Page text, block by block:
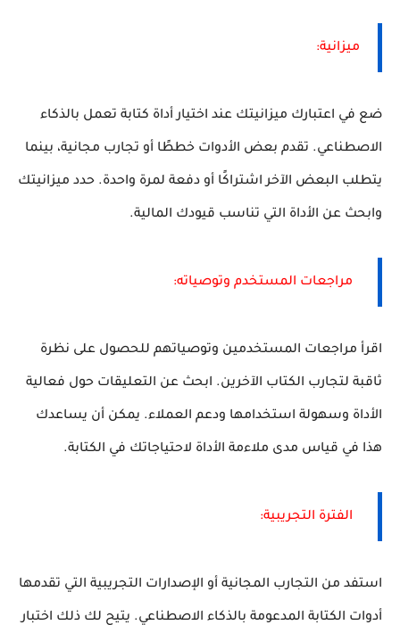
ميزانية:
ضع في اعتبارك ميزانيتك عند اختيار أداة كتابة تعمل بالذكاء
الاصطناعي. تقدم بعض الأدوات خططًا أو تجارب مجانية، بينما
يتطلب البعض الآخر اشتراكًا أو دفعة لمرة واحدة. حدد ميزانيتك
وابحث عن الأداة التي تناسب قيودك المالية.
مراجعات المستخدم وتوصياته:
اقرأ مراجعات المستخدمين وتوصياتهم للحصول على نظرة
ثاقبة لتجارب الكتاب الآخرين. ابحث عن التعليقات حول فعالية
الأداة وسهولة استخدامها ودعم العملاء. يمكن أن يساعدك
هذا في قياس مدى ملاءمة الأداة لاحتياجاتك في الكتابة.
الفترة التجريبية:
استفد من التجارب المجانية أو الإصدارات التجريبية التي تقدمها
أدوات الكتابة المدعومة بالذكاء الاصطناعي. يتيح لك ذلك اختبار